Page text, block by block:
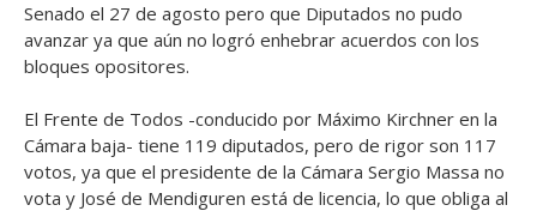
Senado el 27 de agosto pero que Diputados no pudo
avanzar ya que aún no logró enhebrar acuerdos con los
bloques opositores.
El Frente de Todos -conducido por Máximo Kirchner en la
Cámara baja- tiene 119 diputados, pero de rigor son 117
votos, ya que el presidente de la Cámara Sergio Massa no
vota y José de Mendiguren está de licencia, lo que obliga al